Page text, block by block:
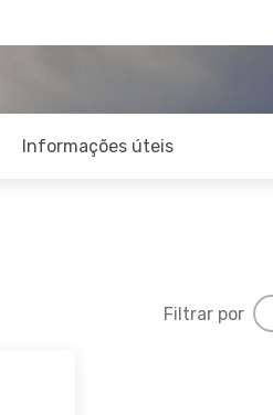
Informações úteis
Filtrar por